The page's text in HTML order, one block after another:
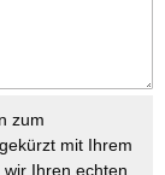
zum
mit Ihrem
Ihren echten